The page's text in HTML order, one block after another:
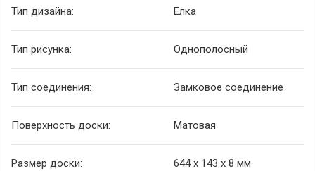
Тип дизайна: Ёлка
Тип рисунка: Однополосный
Тип соединения: Замковое соединение
Поверхность доски: Матовая
Размер доски: 644 х 143 х 8 мм